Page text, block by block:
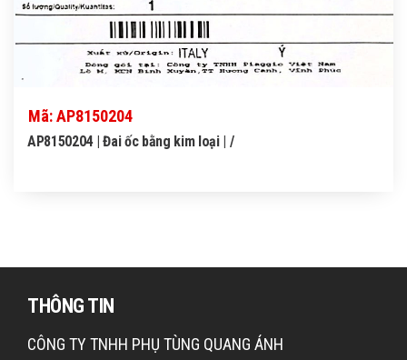
Mã: AP8150204
AP8150204 | Đai ốc bằng kim loại | /
THÔNG TIN
CÔNG TY TNHH PHỤ TÙNG QUANG ÁNH